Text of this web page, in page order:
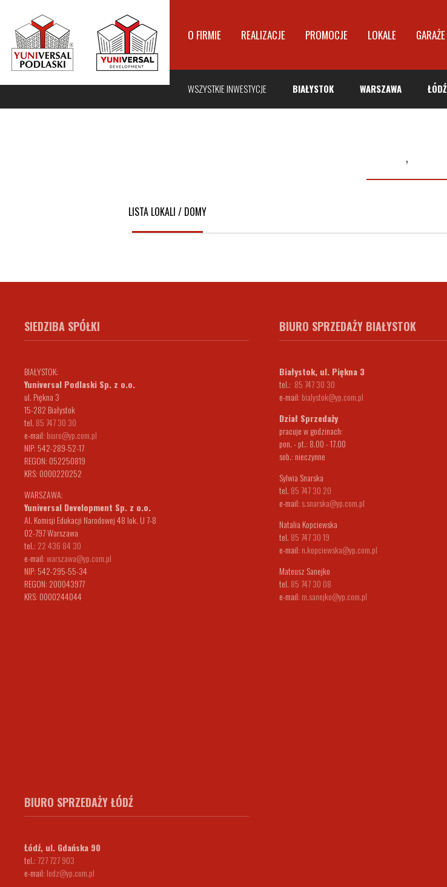
O FIRMIE REALIZACJE PROMOCJE LOKALE GARAŻE
WSZYSTKIE INWESTYCJE BIAŁYSTOK WARSZAWA ŁÓDŹ
,
LISTA LOKALI / DOMY
SIEDZIBA SPÓŁKI
BIAŁYSTOK:
Yuniversal Podlaski Sp. z o.o.
ul. Piękna 3
15-282 Białystok
tel. 85 747 30 30
e-mail: biuro@yp.com.pl
NIP: 542-289-52-17
REGON: 052250819
KRS: 0000220252
WARSZAWA:
Yuniversal Development Sp. z o.o.
Al. Komisji Edukacji Narodowej 48 lok. U 7-8
02-797 Warszawa
tel.: 22 436 84 30
e-mail:warszawa@yp.com.pl
NIP: 542-295-55-34
REGON: 200043977
KRS: 0000244044
BIURO SPRZEDAŻY BIAŁYSTOK
Białystok, ul. Piękna 3
tel.: 85 747 30 30
e-mail: bialystok@yp.com.pl
Dział Sprzedaży
pracuje w godzinach:
pon. - pt.: 8.00 - 17.00
sob.: nieczynne
Sylwia Snarska
tel. 85 747 30 20
e-mail: s.snarska@yp.com.pl
Natalia Kopciewska
tel. 85 747 30 19
e-mail: n.kopciewska@yp.com.pl
Mateusz Sanejko
tel. 85 747 30 08
e-mail: m.sanejko@yp.com.pl
BIURO SPRZEDAŻY ŁÓDŹ
Łódź, ul. Gdańska 90
tel.:727 727 903
e-mail: lodz@yp.com.pl